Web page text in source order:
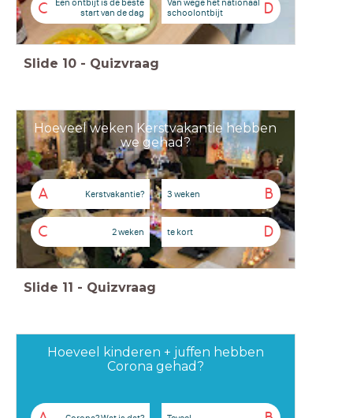
C
Een ontbijt is de beste
start van de dag
D
Van wege het nationaal
schoolontbijt
Slide 10 - Quizvraag
Hoeveel weken Kerstvakantie hebben
we gehad?
A Kerstvakantie? B
3 weken
C 2 weken D
te kort
Slide 11 - Quizvraag
Hoeveel kinderen + juffen hebben
Corona gehad?